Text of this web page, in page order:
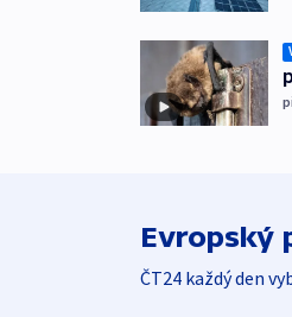
Evropský
ČT24 každý den